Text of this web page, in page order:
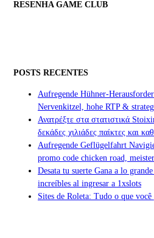
RESENHA GAME CLUB
POSTS RECENTES
Aufregende Hühner-
Nervenkitzel, hohe RTP &
Ανατρέξτε στα στατιστικά
δεκάδες χιλιάδες παίκτες και
Aufregende Geflügelfahrt
promo code chicken road,
Desata tu suerte Gana a lo
increíbles al ingresar a 1xslots
Sites de Roleta: Tudo o que